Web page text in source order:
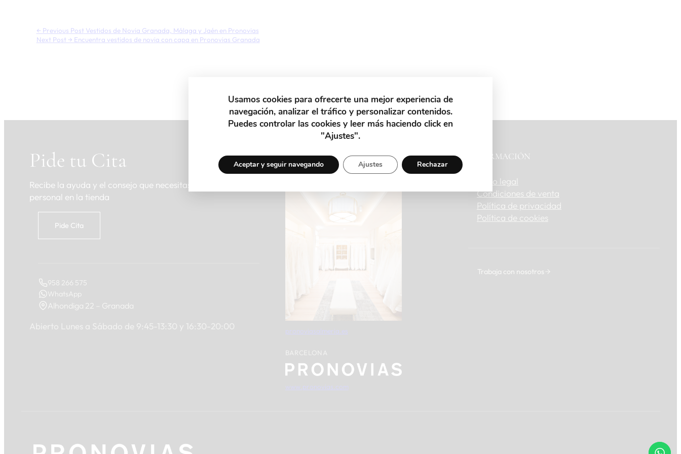
← Previous Post Vestidos de Novia Granada, Málaga y Jaén en Pronovias
Next Post → Encuentra vestidos de novia con capa en Pronovias Granada
Pide tu Cita
Recibe la ayuda y el consejo que necesitas de nuestra asesora
personal en la tienda
Pide Cita
958 266 575
WhatsApp
Alhondiga 22 – Granada
MÁS PRONOVIAS
pronoviasalmeria.es
www.pronovias.com
INFORMACIÓN
Aviso legal
Condiciones de venta
Política de privacidad
Política de cookies
Trabaja con nosotros
Usamos cookies para ofrecerte una mejor experiencia de
navegación, analizar el tráfico y personalizar contenidos.
Puedes controlar las cookies y leer más haciendo click en
"Ajustes".
Aceptar y seguir navegando Rechazar
Ajustes